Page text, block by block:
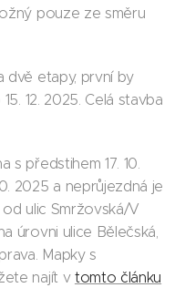
pouze ze směru
dvě etapy, první by
12. 2025. Celá stavba
s předstihem 17. 10.
2025 a neprůjezdná je
od ulic Smržovská/V
úrovni ulice Bělečská,
Mapky s
najít v tomto článku